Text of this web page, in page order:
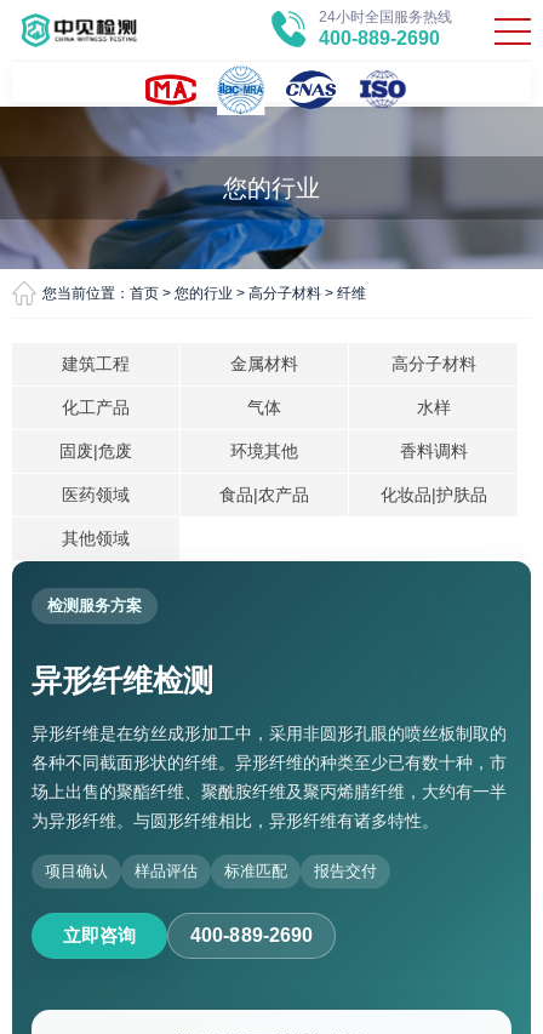
24小时全国服务热线
400-889-2690
您的行业
您当前位置： 首页 > 您的行业 > 高分子材料 > 纤维
建筑工程 金属材料 高分子材料
化工产品 气体 水样
固废|危废 环境其他 香料调料
医药领域 食品|农产品 化妆品|护肤品
其他领域
检测服务方案
异形纤维检测
异形纤维是在纺丝成形加工中，采用非圆形孔眼的喷丝板制取的
各种不同截面形状的纤维。异形纤维的种类至少已有数十种，市
场上出售的聚酯纤维、聚酰胺纤维及聚丙烯腈纤维，大约有一半
为异形纤维。与圆形纤维相比，异形纤维有诸多特性。
项目确认 样品评估 标准匹配 报告交付
立即咨询 400-889-2690